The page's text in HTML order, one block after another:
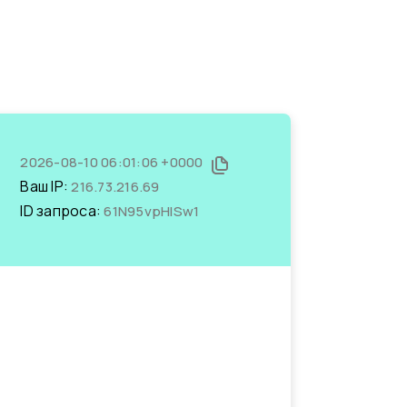
2026-08-10 06:01:06 +0000
Ваш IP:216.73.216.69
ID запроса:61N95vpHISw1